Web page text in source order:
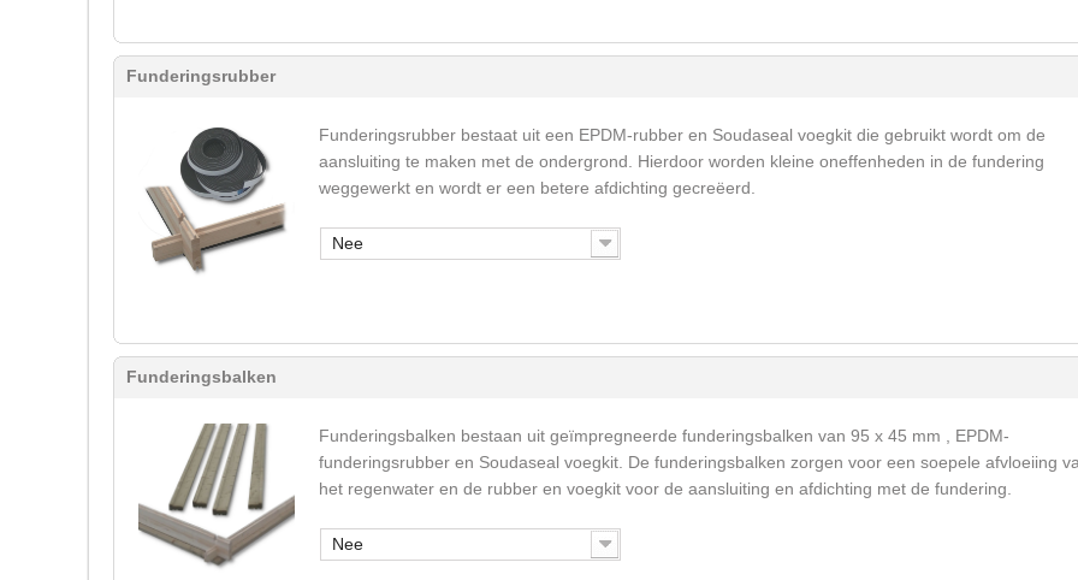
Funderingsrubber
Funderingsrubber bestaat uit een EPDM-rubber en Soudaseal voegkit die gebruikt wordt om de
aansluiting te maken met de ondergrond. Hierdoor worden kleine oneffenheden in de fundering
weggewerkt en wordt er een betere afdichting gecreëerd.
Nee
Funderingsbalken
Funderingsbalken bestaan uit geïmpregneerde funderingsbalken van 95 x 45 mm , EPDM-
funderingsrubber en Soudaseal voegkit. De funderingsbalken zorgen voor een soepele afvloeiing
het regenwater en de rubber en voegkit voor de aansluiting en afdichting met de fundering.
Nee